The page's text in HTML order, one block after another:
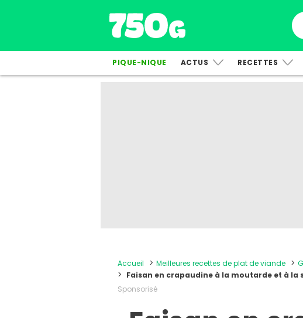
PIQUE-NIQUE ACTUS RECETTES
Accueil Meilleures recettes de plat de viande
Faisan en crapaudine à la moutarde et à la
Sponsorisé